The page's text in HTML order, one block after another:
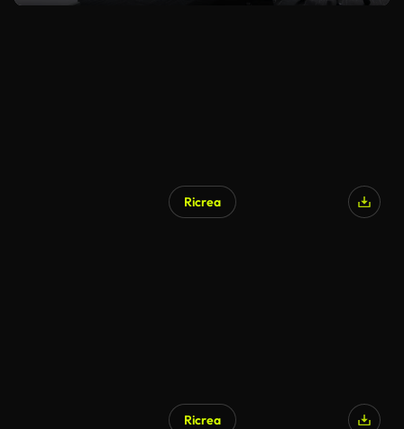
Ricrea
Ricrea